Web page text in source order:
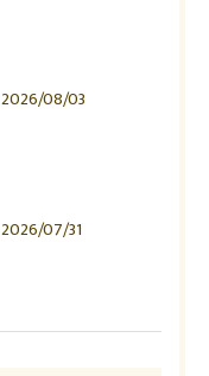
2026/08/03
2026/07/31